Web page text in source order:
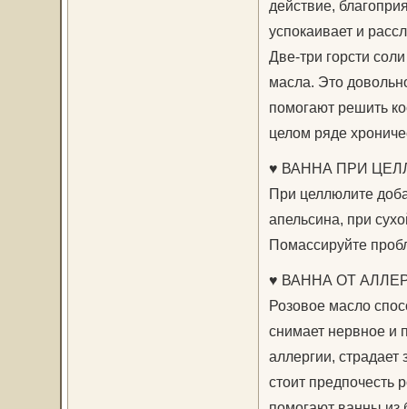
действие,
успокаивает и
Две-три горсти
масла. Это
помогают решить
целом ряде
♥ ВАННА ПРИ
При целлюлите
апельсина, при
Помассируйте
♥ ВАННА ОТ
Розовое масло
снимает нервное и
аллергии,
стоит предпочесть